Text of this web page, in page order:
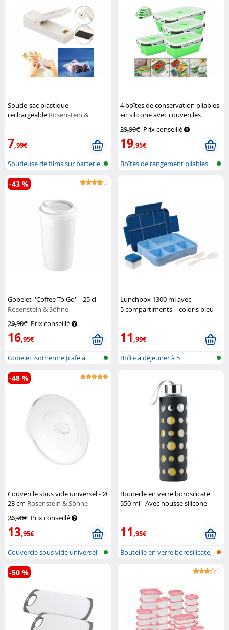
Soude-sac plastique
rechargeable Rosenstein &
7,99€
Soudeuse de films sur batterie
4 boîtes de conservation pliables
en silicone avec couvercles
Rosenstein & Söhne
39,99€ Prix conseillé
19,95€
Boîtes de rangement pliables
Gobelet ''Coffee To Go'' - 25 cl
Rosenstein & Söhne
29,90€ Prix conseillé
16,95€
-43 %
Gobelet isotherme (café à
emporter)
Lunchbox 1300 ml avec
5 compartiments – coloris bleu
11,99€
Boîte à déjeuner à 5
Couvercle sous vide universel - Ø
23 cm Rosenstein & Söhne
26,90€ Prix conseillé
13,95€
-48 %
Couvercle sous vide universel
Bouteille en verre borosilicate
550 ml - Avec housse silicone
11,95€
Bouteille en verre borosilicate,
-50 %